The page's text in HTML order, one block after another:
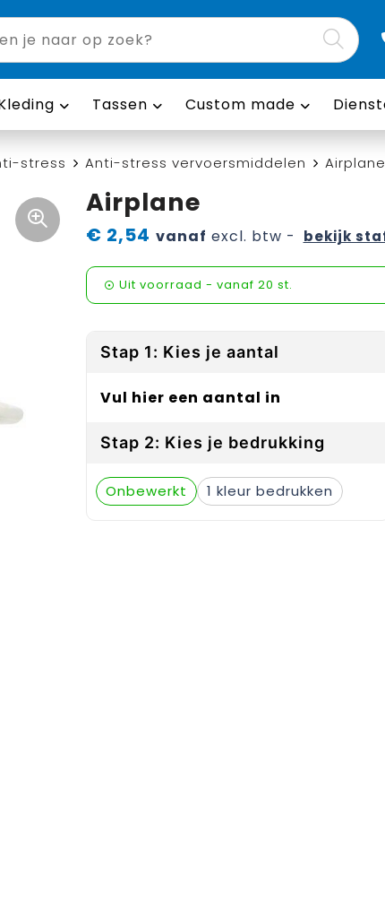
Tassen Custom made
stress Anti-stress vervoersmiddelen Airplane
Airplane
€ 2,54 vanaf excl. btw - bekijk
Uit voorraad - vanaf 20 st.
Stap 1: Kies je aantal
Vul hier een aantal in
Stap 2: Kies je bedrukking
Onbewerkt 1